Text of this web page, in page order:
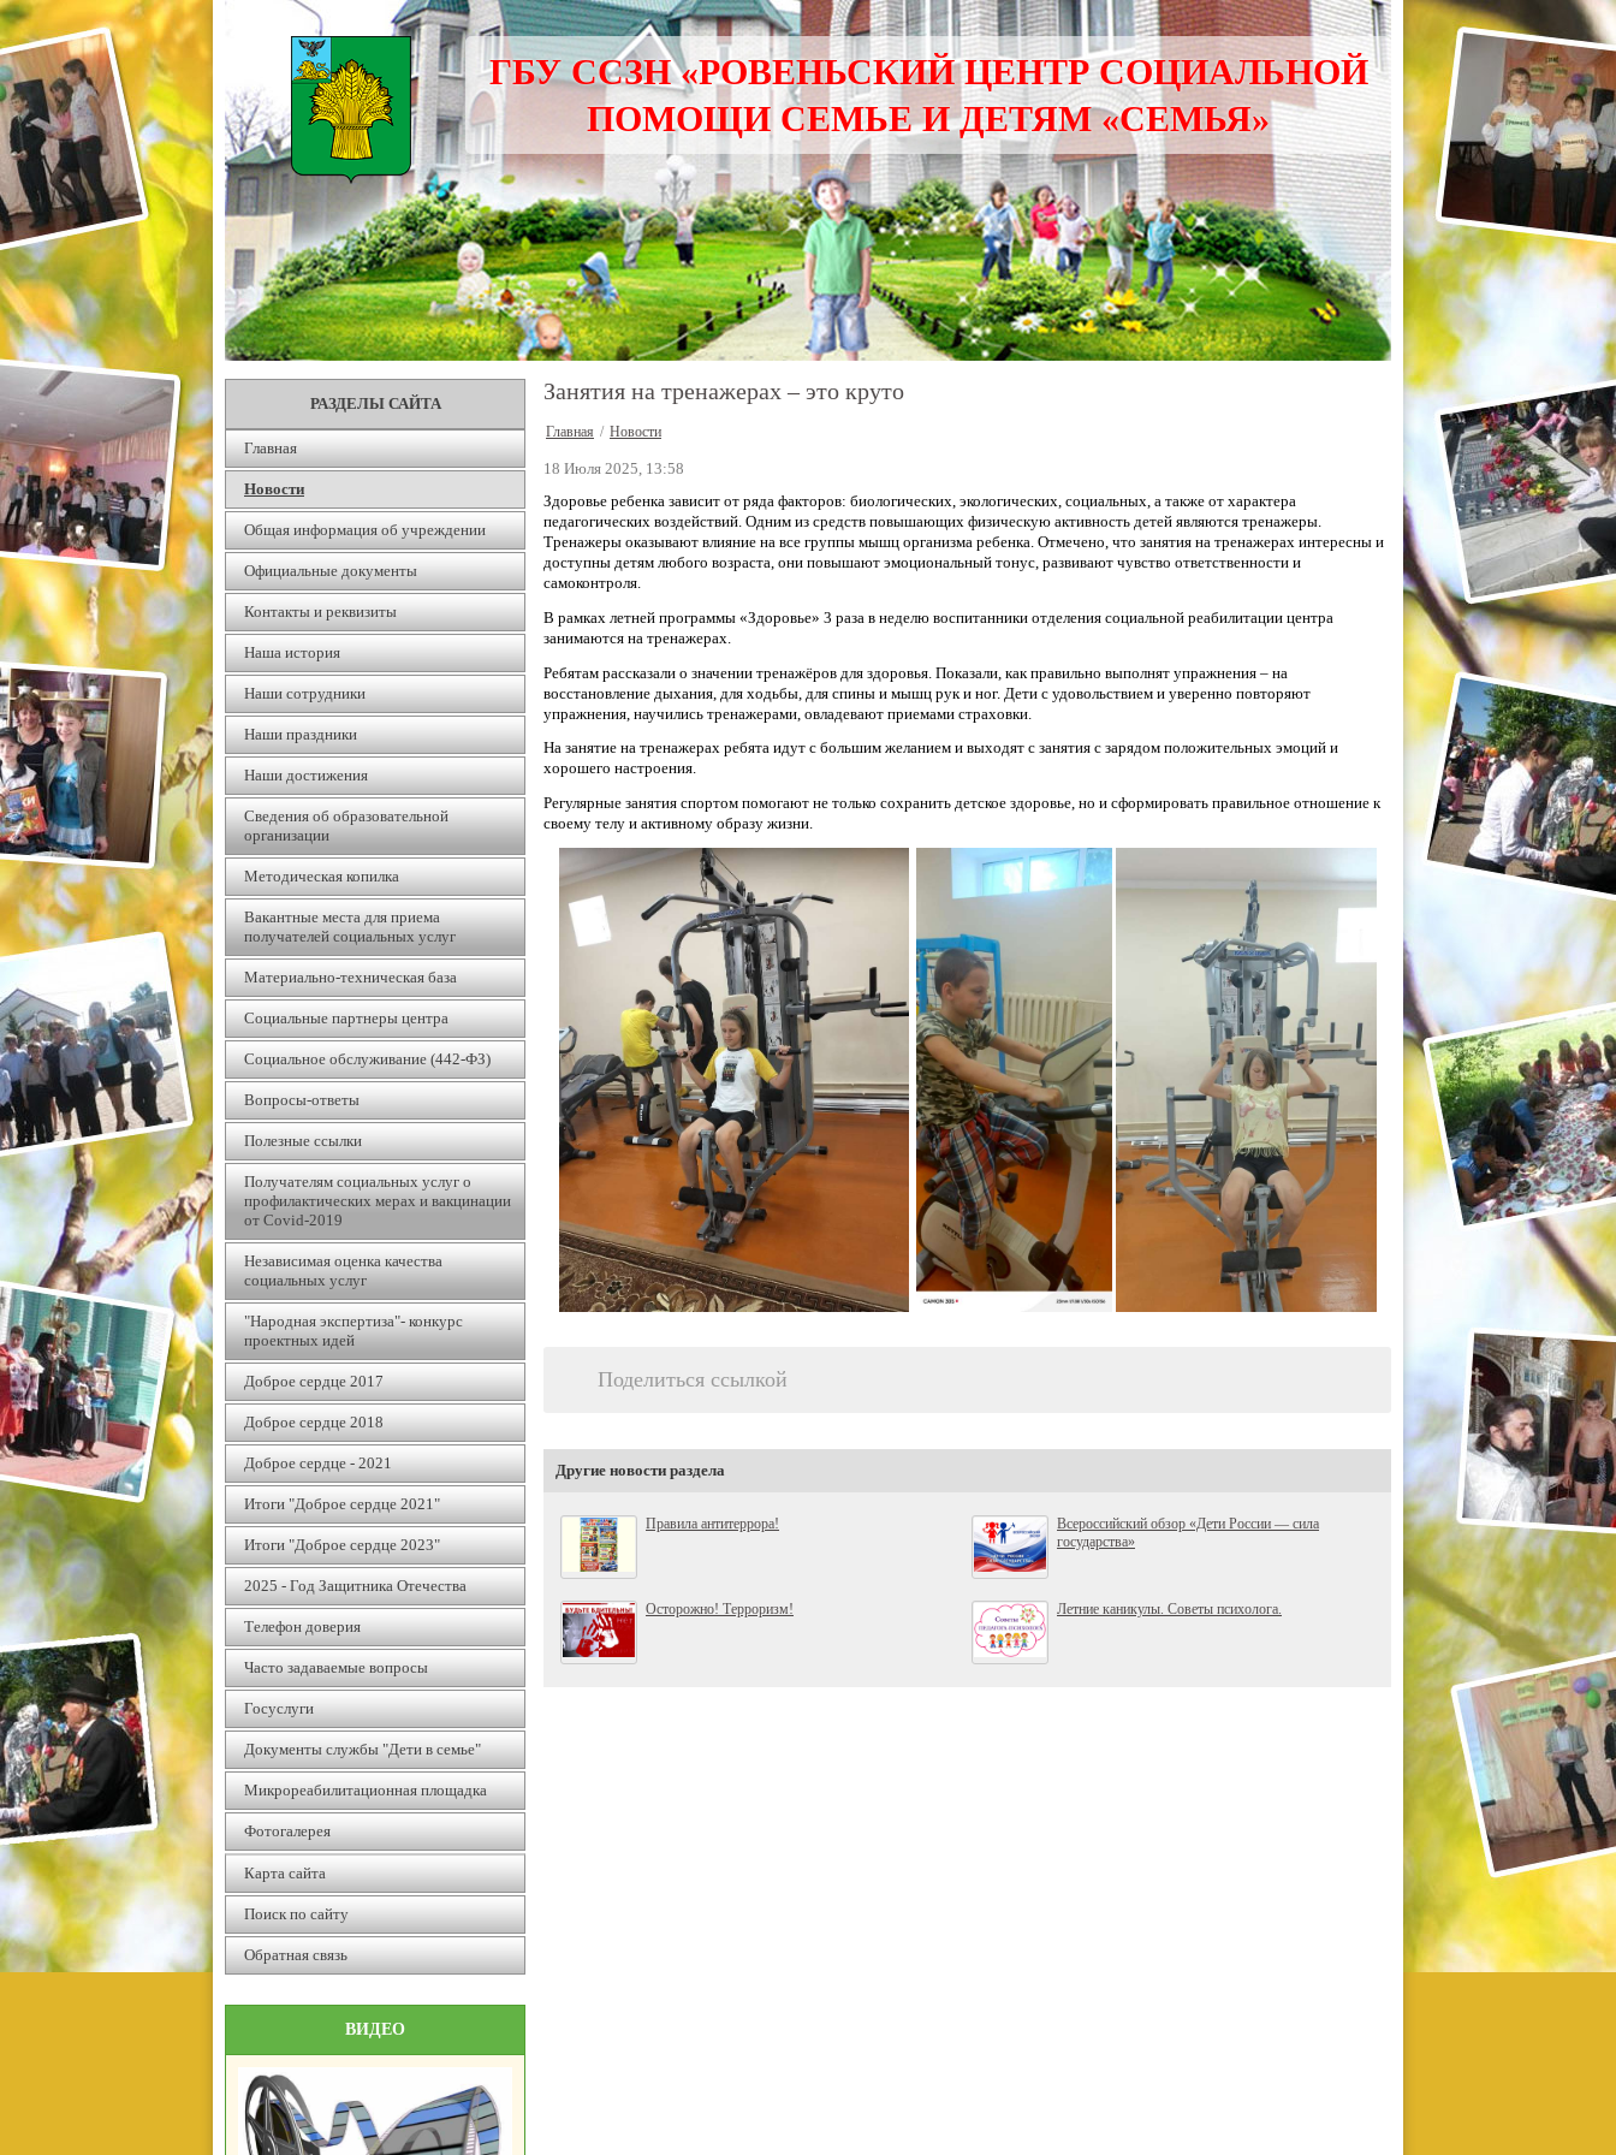
ГБУ ССЗН «РОВЕНЬСКИЙ ЦЕНТР СОЦИАЛЬНОЙ
ПОМОЩИ СЕМЬЕ И ДЕТЯМ «СЕМЬЯ»
РАЗДЕЛЫ САЙТА
Главная
Новости
Общая информация об учреждении
Официальные документы
Контакты и реквизиты
Наша история
Наши сотрудники
Наши праздники
Наши достижения
Сведения об образовательной
организации
Методическая копилка
Вакантные места для приема
получателей социальных услуг
Материально-техническая база
Социальные партнеры центра
Социальное обслуживание (442-ФЗ)
Вопросы-ответы
Полезные ссылки
Получателям социальных услуг о
профилактических мерах и вакцинации
от Covid-2019
Независимая оценка качества
социальных услуг
"Народная экспертиза"- конкурс
проектных идей
Доброе сердце 2017
Доброе сердце 2018
Доброе сердце - 2021
Итоги "Доброе сердце 2021"
Итоги "Доброе сердце 2023"
2025 - Год Защитника Отечества
Телефон доверия
Часто задаваемые вопросы
Госуслуги
Документы службы "Дети в семье"
Микрореабилитационная площадка
Фотогалерея
Карта сайта
Поиск по сайту
Обратная связь
ВИДЕО
Занятия на тренажерах – это круто
Главная / Новости
18 Июля 2025, 13:58
Здоровье ребенка зависит от ряда факторов: биологических, экологических, социальных, а также от характера
педагогических воздействий. Одним из средств повышающих физическую активность детей являются тренажеры.
Тренажеры оказывают влияние на все группы мышц организма ребенка. Отмечено, что занятия на тренажерах интересны и
доступны детям любого возраста, они повышают эмоциональный тонус, развивают чувство ответственности и
самоконтроля.
В рамках летней программы «Здоровье» 3 раза в неделю воспитанники отделения социальной реабилитации центра
занимаются на тренажерах.
Ребятам рассказали о значении тренажёров для здоровья. Показали, как правильно выполнят упражнения – на
восстановление дыхания, для ходьбы, для спины и мышц рук и ног. Дети с удовольствием и уверенно повторяют
упражнения, научились тренажерами, овладевают приемами страховки.
На занятие на тренажерах ребята идут с большим желанием и выходят с занятия с зарядом положительных эмоций и
хорошего настроения.
Регулярные занятия спортом помогают не только сохранить детское здоровье, но и сформировать правильное отношение к
своему телу и активному образу жизни.
Поделиться ссылкой
Другие новости раздела
Правила антитеррора!
Всероссийский обзор «Дети России — сила
государства»
Осторожно! Терроризм! Летние каникулы. Советы психолога.